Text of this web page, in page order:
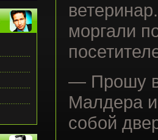
моргали
— Прошу в
Малдера
собой